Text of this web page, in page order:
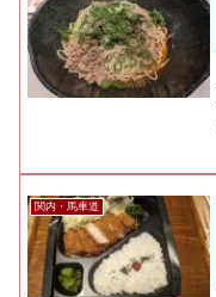
関内・馬車道